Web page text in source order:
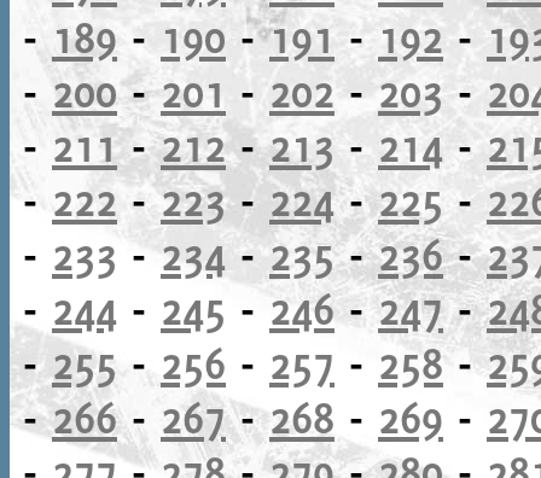
- 189 - 190 -191- 192 -
- 200-201 - 202-203 -
- 211-212-213 - 214 -
- 222 -223-224-225-
- 233 -234 -235-236-
- 244 - 245 - 246-247-
- 255- 256 - 257 - 258-
-266- 267-268 - 269 -